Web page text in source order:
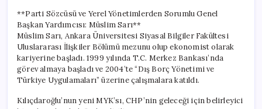
**Parti Sözcüsü ve Yerel Yönetimlerden Sorumlu Genel
Başkan Yardımcısı: Müslim Sarı**
Müslim Sarı, Ankara Üniversitesi Siyasal Bilgiler Fakültesi
Uluslararası İlişkiler Bölümü mezunu olup ekonomist olarak
kariyerine başladı. 1999 yılında T.C. Merkez Bankası’nda
görev almaya başladı ve 2004’te “Dış Borç Yönetimi ve
Türkiye Uygulamaları” üzerine çalışmalara katıldı.
Kılıçdaroğlu’nun yeni MYK’sı, CHP’nin geleceği için belirleyici